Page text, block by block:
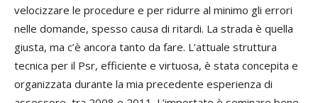
velocizzare le procedure e per ridurre al minimo gli errori
nelle domande, spesso causa di ritardi. La strada è quella
giusta, ma c’è ancora tanto da fare. L’attuale struttura
tecnica per il Psr, efficiente e virtuosa, è stata concepita e
organizzata durante la mia precedente esperienza di